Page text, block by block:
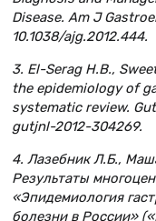
Disease. Am J
10.1038/ajg.2012.444.
3. El-Serag H.B.,
the epidemiology of
systematic review.
gutjnl-2012-304269.
4. Лазебник Л.Б.,
Результаты
«Эпидемиология
болезни в России»